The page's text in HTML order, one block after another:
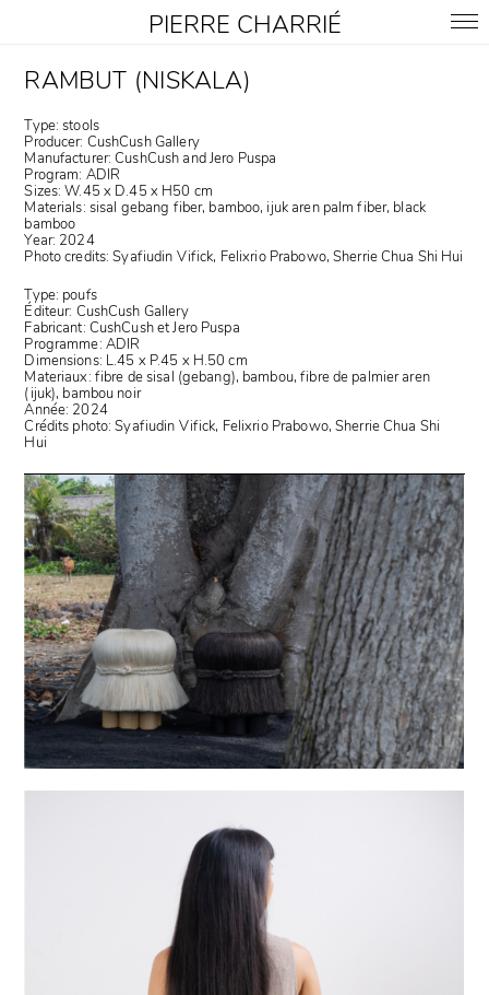
PIERRE CHARRIÉ
RAMBUT (NISKALA)
Type: stools
Producer: CushCush Gallery
Manufacturer: CushCush and Jero Puspa
Program: ADIR
Sizes: W.45 x D.45 x H50 cm
Materials: sisal gebang fiber, bamboo, ijuk aren palm fiber, black
bamboo
Year: 2024
Photo credits: Syafiudin Vifick, Felixrio Prabowo, Sherrie Chua Shi Hui
Type: poufs
Éditeur: CushCush Gallery
Fabricant: CushCush etJero Puspa
Programme: ADIR
Dimensions: L.45 x P.45 x H.50 cm
Materiaux: fibre de sisal (gebang), bambou, fibre de palmier aren
(ijuk), bambou noir
Année: 2024
Crédits photo: Syafiudin Vifick, Felixrio Prabowo, Sherrie Chua Shi
Hui